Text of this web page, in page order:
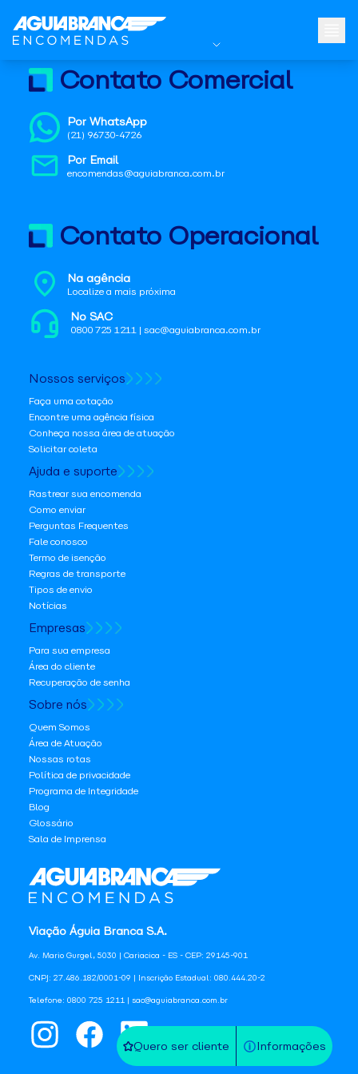
Quero ser cliente Informações
Viação Águia Branca S.A.
Av. Mario Gurgel, 5030 | Cariacica - ES - CEP: 29145-901
CNPJ: 27.486.182/0001-09 | Inscrição Estadual: 080.444.20-2
Telefone: 0800 725 1211 | sac@aguiabranca.com.br
Contato Comercial
Por WhatsApp
(21) 96730-4726
Por Email
encomendas@aguiabranca.com.br
Contato Operacional
Na agência
Localize a mais próxima
No SAC
0800 725 1211 | sac@aguiabranca.com.br
Nossos serviços
Faça uma cotação
Encontre uma agência física
Conheça nossa área de atuação
Solicitar coleta
Ajuda e suporte
Rastrear sua encomenda
Como enviar
Perguntas Frequentes
Fale conosco
Termo de isenção
Regras de transporte
Tipos de envio
Notícias
Empresas
Para sua empresa
Área do cliente
Recuperação de senha
Sobre nós
Quem Somos
Área de Atuação
Nossas rotas
Política de privacidade
Programa de Integridade
Blog
Glossário
Sala de Imprensa